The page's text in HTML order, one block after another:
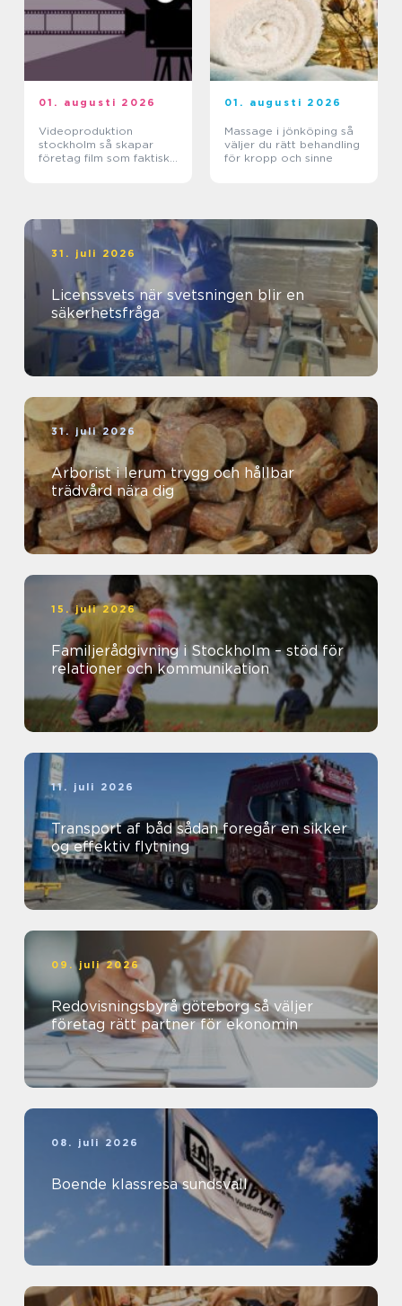
01. augusti 2026
Videoproduktion
stockholm så skapar
företag film som faktiskt
01. augusti 2026
Massage i jönköping så
väljer du rätt behandling
för kropp och sinne
31. juli 2026
Licenssvets när svetsningen blir en
säkerhetsfråga
31. juli 2026
Arborist i lerum trygg och hållbar
trädvård nära dig
15. juli 2026
Familjerådgivning i Stockholm – stöd för
relationer och kommunikation
11. juli 2026
Transport af båd sådan foregår en sikker
og effektiv flytning
09. juli 2026
Redovisningsbyrå göteborg så väljer
företag rätt partner för ekonomin
08. juli 2026
Boende klassresa sundsvall